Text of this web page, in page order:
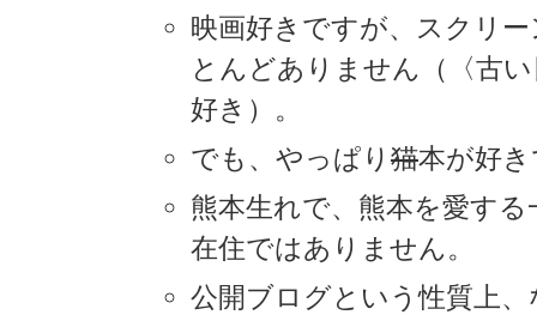
映画好きですが、スクリ
とんどありません（〈古
好き）。
でも、やっぱり 猫本が好
熊本生れで、熊本を愛す
在住ではありません。
公開ブログという性質上